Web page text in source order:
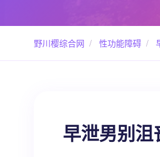
野川樱综合网 / 性功能障碍 /
早泄男别